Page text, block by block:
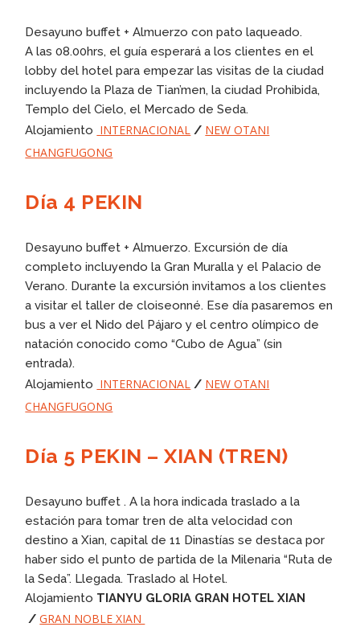
Desayuno buffet + Almuerzo con pato laqueado.
A las 08.00hrs, el guía esperará a los clientes en el
lobby del hotel para empezar las visitas de la ciudad
incluyendo la Plaza de Tian’men, la ciudad Prohibida,
Templo del Cielo, el Mercado de Seda.
Alojamiento INTERNACIONAL / NEW OTANI
CHANGFUGONG
Día 4 PEKIN
Desayuno buffet + Almuerzo. Excursión de día
completo incluyendo la Gran Muralla y el Palacio de
Verano. Durante la excursión invitamos a los clientes
a visitar el taller de cloiseonné. Ese día pasaremos en
bus a ver el Nido del Pájaro y el centro olímpico de
natación conocido como “Cubo de Agua” (sin
entrada).
Alojamiento INTERNACIONAL / NEW OTANI
CHANGFUGONG
Día 5 PEKIN – XIAN (TREN)
Desayuno buffet . A la hora indicada traslado a la
estación para tomar tren de alta velocidad con
destino a Xian, capital de 11 Dinastías se destaca por
haber sido el punto de partida de la Milenaria “Ruta de
la Seda”. Llegada. Traslado al Hotel.
Alojamiento TIANYU GLORIA GRAN HOTEL XIAN
/GRAN NOBLE XIAN